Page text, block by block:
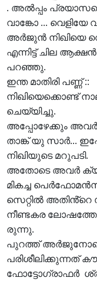
. അൽപ്പം
വാങ്കോ ... വെളിയേ
അർജുൻ നിഖിയെ
എന്നിട്ട് ചില
പറഞ്ഞു.
ഇന്ത മാതിരി പണ്ണ് ::
നിഖിയെക്കൊണ്ട്
ചെയ്യിച്ചു.
അപ്പോഴേക്കും അവർ
താങ്ക് യു സാർ...
നിഖിയുടെ മറുപടി.
അതോടെ അവർ
മികച്ച
സെറ്റിൽ
നീണ്ടകര
രുന്നു.
പുറത്ത്
പരിശീലിക്കുന്നത്
ഫോട്ടോഗ്രാഫർ